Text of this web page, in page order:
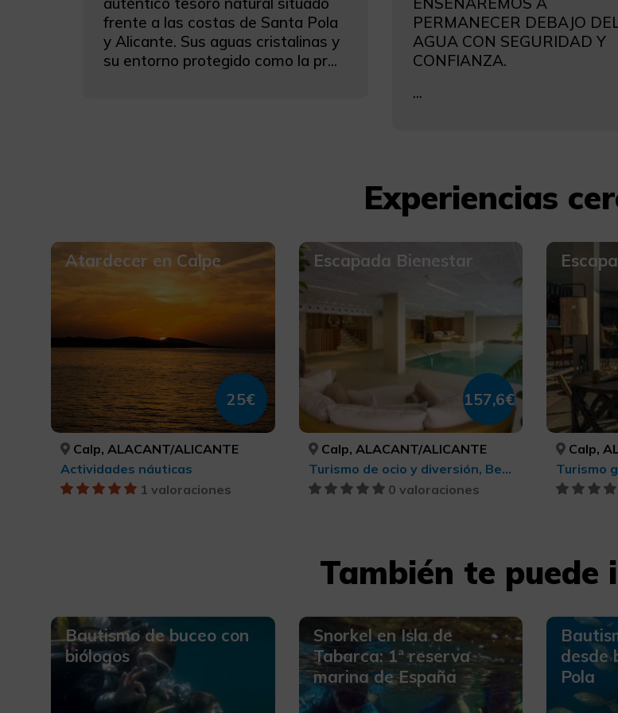
frente a las costas de Santa Pola
y Alicante. Sus aguas cristalinas y
su entorno protegido como la pr...
PERMANECER DEBAJO
AGUA CON SEGURIDAD Y
CONFIANZA.
...
Experiencias
Atardecer en Calpe
25€
Calp, ALACANT/ALICANTE
Actividades náuticas
1 valoraciones
Escapada Bienestar
157,6€
Calp, ALACANT/ALICANTE
Turismo de ocio y diversión, Belleza y salud
0 valoraciones
Calp,
También te puede
Bautismo de buceo con
biólogos
Snorkel en Isla de
Tabarca: 1ª reserva
marina de España
desde
Pola